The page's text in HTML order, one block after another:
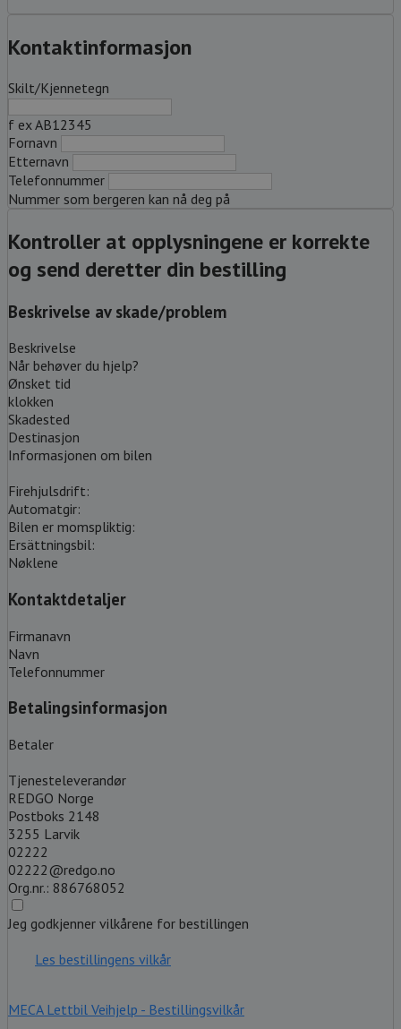
Kontaktinformasjon
Skilt/Kjennetegn
f ex AB12345
Fornavn
Etternavn
Telefonnummer
Nummer som bergeren kan nå deg på
Kontroller at opplysningene er korrekte
og send deretter din bestilling
Beskrivelse av skade/problem
Beskrivelse
Når behøver du hjelp?
Ønsket tid
klokken
Skadested
Destinasjon
Informasjonen om bilen
Firehjulsdrift:
Automatgir:
Bilen er momspliktig:
Ersättningsbil:
Nøklene
Kontaktdetaljer
Firmanavn
Navn
Telefonnummer
Betalingsinformasjon
Betaler
Tjenesteleverandør
REDGO Norge
Postboks 2148
3255 Larvik
02222
02222@redgo.no
Org.nr.: 886768052
Jeg godkjenner vilkårene for bestillingen
Les bestillingens vilkår
MECA Lettbil Veihjelp - Bestillingsvilkår